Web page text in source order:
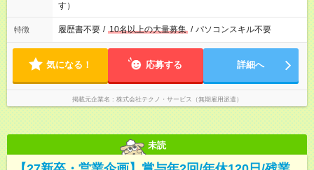
す）
特徴 履歴書不要 / 10名以上の大量募集 / パソコンスキル不要
気になる！ 応募する 詳細へ
掲載元企業名 株式会社テクノ・サービス（無期雇用派遣）
未読